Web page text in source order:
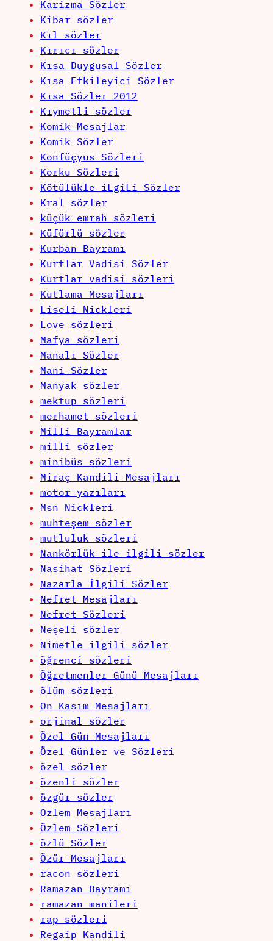
Karizma Sözler
Kibar sözler
Kıl sözler
Kırıcı sözler
Kısa Duygusal Sözler
Kısa Etkileyici Sözler
Kısa Sözler 2012
Kıymetli sözler
Komik Mesajlar
Komik Sözler
Konfüçyus Sözleri
Korku Sözleri
Kötülükle iLgiLi Sözler
Kral sözler
küçük emrah sözleri
Küfürlü sözler
Kurban Bayramı
Kurtlar Vadisi Sözler
Kurtlar vadisi sözleri
Kutlama Mesajları
Liseli Nickleri
Love sözleri
Mafya sözleri
Manalı Sözler
Mani Sözler
Manyak sözler
mektup sözleri
merhamet sözleri
Milli Bayramlar
milli sözler
minibüs sözleri
Miraç Kandili Mesajları
motor yazıları
Msn Nickleri
muhteşem sözler
mutluluk sözleri
Nankörlük ile ilgili sözler
Nasihat Sözleri
Nazarla İlgili Sözler
Nefret Mesajları
Nefret Sözleri
Neşeli sözler
Nimetle ilgili sözler
öğrenci sözleri
Öğretmenler Günü Mesajları
ölüm sözleri
On Kasım Mesajları
orjinal sözler
Özel Gün Mesajları
Özel Günler ve Sözleri
özel sözler
özenli sözler
özgür sözler
Ozlem Mesajları
Özlem Sözleri
özlü Sözler
Özür Mesajları
racon sözleri
Ramazan Bayramı
ramazan manileri
rap sözleri
Regaip Kandili